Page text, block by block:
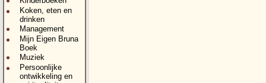
Koken, eten en
drinken
Management
Mijn Eigen Bruna
Boek
Muziek
Persoonlijke
ontwikkeling en